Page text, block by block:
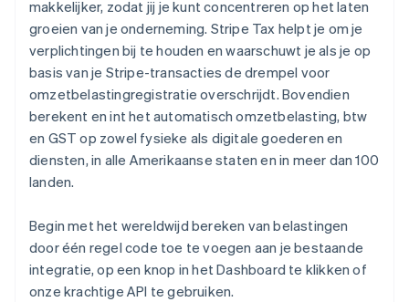
makkelijker, zodat jij je kunt concentreren op het laten
groeien van je onderneming. Stripe Tax helpt je om je
verplichtingen bij te houden en waarschuwt je als je op
basis van je Stripe-transacties de drempel voor
omzetbelastingregistratie overschrijdt. Bovendien
berekent en int het automatisch omzetbelasting, btw
en GST op zowel fysieke als digitale goederen en
diensten, in alle Amerikaanse staten en in meer dan 100
landen.
Begin met het wereldwijd bereken van belastingen
door één regel code toe te voegen aan je bestaande
integratie, op een knop in het Dashboard te klikken of
onze krachtige API te gebruiken.